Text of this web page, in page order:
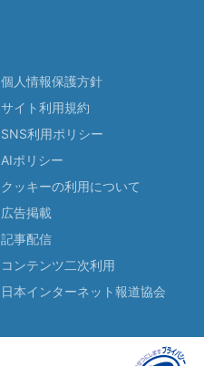
個人情報保護方針
サイト利用規約
SNS利用ポリシー
AIポリシー
クッキーの利用について
広告掲載
記事配信
コンテンツ二次利用
日本インターネット報道協会